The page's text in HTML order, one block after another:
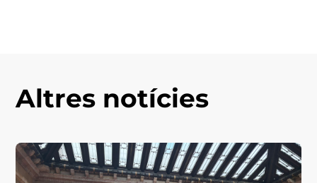
Altres notícies